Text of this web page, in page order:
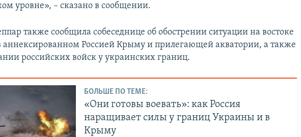
уровне», – сказано в сообщении.
также сообщила собеседнице об обострении ситуации на востоке
Россией Крыму и прилегающей акватории, а также
российских войск у украинских границ.
БОЛЬШЕ ПО ТЕМЕ:
«Они готовы воевать»: как Россия
наращивает силы у границ Украины и в
Крыму